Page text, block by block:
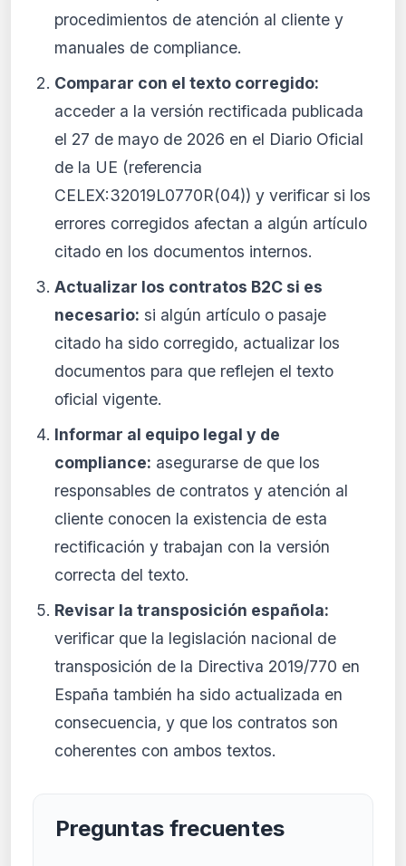
procedimientos de atención al cliente y
manuales de compliance.
Comparar con el texto corregido:
acceder a la versión rectificada publicada
el 27 de mayo de 2026 en el Diario Oficial
de la UE (referencia
CELEX:32019L0770R(04)) y verificar si los
errores corregidos afectan a algún artículo
citado en los documentos internos.
Actualizar los contratos B2C si es
necesario: si algún artículo o pasaje
citado ha sido corregido, actualizar los
documentos para que reflejen el texto
oficial vigente.
Informar al equipo legal y de
compliance: asegurarse de que los
responsables de contratos y atención al
cliente conocen la existencia de esta
rectificación y trabajan con la versión
correcta del texto.
Revisar la transposición española:
verificar que la legislación nacional de
transposición de la Directiva 2019/770 en
España también ha sido actualizada en
consecuencia, y que los contratos son
coherentes con ambos textos.
Preguntas frecuentes